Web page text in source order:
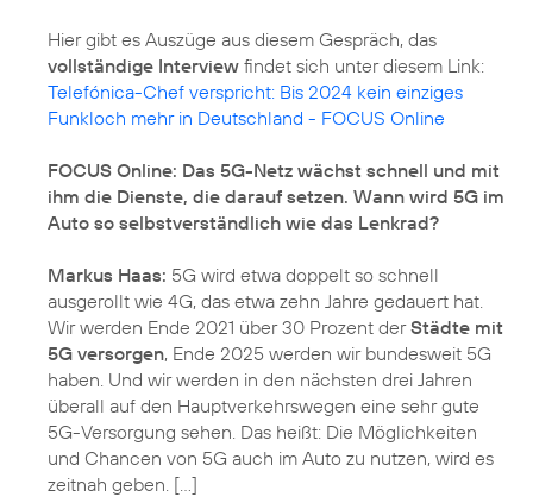
Hier gibt es Auszüge aus diesem Gespräch, das
vollständige Interview findet sich unter diesem Link:
Telefónica-Chef verspricht: Bis 2024 kein einziges
Funkloch mehr in Deutschland - FOCUS Online
FOCUS Online: Das 5G-Netz wächst schnell und mit
ihm die Dienste, die darauf setzen. Wann wird 5G im
Auto so selbstverständlich wie das Lenkrad?
Markus Haas: 5G wird etwa doppelt so schnell
ausgerollt wie 4G, das etwa zehn Jahre gedauert hat.
Wir werden Ende 2021 über 30 Prozent derStädte mit
5G versorgen, Ende 2025 werden wir bundesweit 5G
haben. Und wir werden in den nächsten drei Jahren
überall auf den Hauptverkehrswegen eine sehr gute
5G-Versorgung sehen. Das heißt: Die Möglichkeiten
und Chancen von 5G auch im Auto zu nutzen, wird es
zeitnah geben. [...]